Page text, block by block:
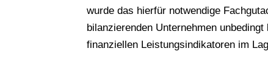
wurde das hierfür notwendige
bilanzierenden Unternehmen
finanziellen Leistungsindikatoren im